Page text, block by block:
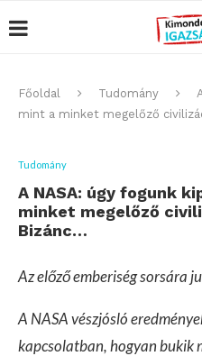
Főoldal Tudomány
mint a minket megelőző
Tudomány
A NASA: úgy fogunk
minket megelőző
Bizánc…
Az előző emberiség sorsára
A NASA vészjósló
kapcsolatban, hogyan bukik